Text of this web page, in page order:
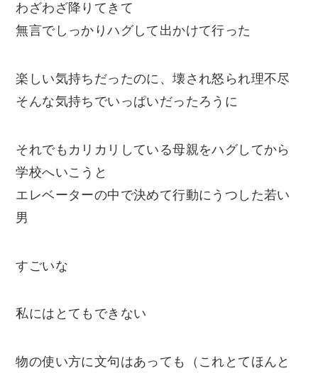
わざわざ降りてきて
無言でしっかりハグして出かけて行った
楽しい気持ちだったのに、壊され怒られ理不尽
そんな気持ちでいっぱいだったろうに
それでもカリカリしている母親をハグしてから
学校へいこ うと
エレベーターの中で決めて行動にうつした若い
男
すごいな
私にはとてもできない
物の使い方に文句はあっても（これとてほんと